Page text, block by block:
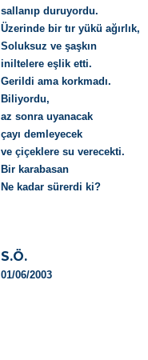
sallanıp duruyordu.
Üzerinde bir tır yükü ağırlık,
Soluksuz ve şaşkın
iniltelere eşlik etti.
Gerildi ama korkmadı.
Biliyordu,
az sonra uyanacak
çayı demleyecek
ve çiçeklere su verecekti.
Bir karabasan
Ne kadar sürerdi ki?
S.Ö.
01/06/2003